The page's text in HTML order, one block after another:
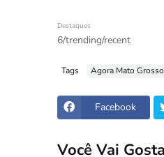
Destaques
6/trending/recent
Tags Agora Mato
Facebook
Você Vai